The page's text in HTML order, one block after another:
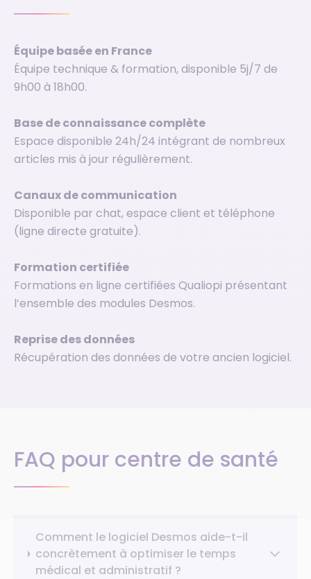
Équipe basée en France
Équipe technique & formation, disponible 5j/7 de
9h00 à 18h00.
Base de connaissance complète
Espace disponible 24h/24 intégrant de nombreux
articles mis à jour régulièrement.
Canaux de communication
Disponible par chat, espace client et téléphone
(ligne directe gratuite).
Formation certifiée
Formations en ligne certifiées Qualiopi présentant
l’ensemble des modules Desmos.
Reprise des données
Récupération des données de votre ancien logiciel.
FAQ pour centre de santé
Comment le logiciel Desmos aide-t-il
concrètement à optimiser le temps
médical et administratif ?